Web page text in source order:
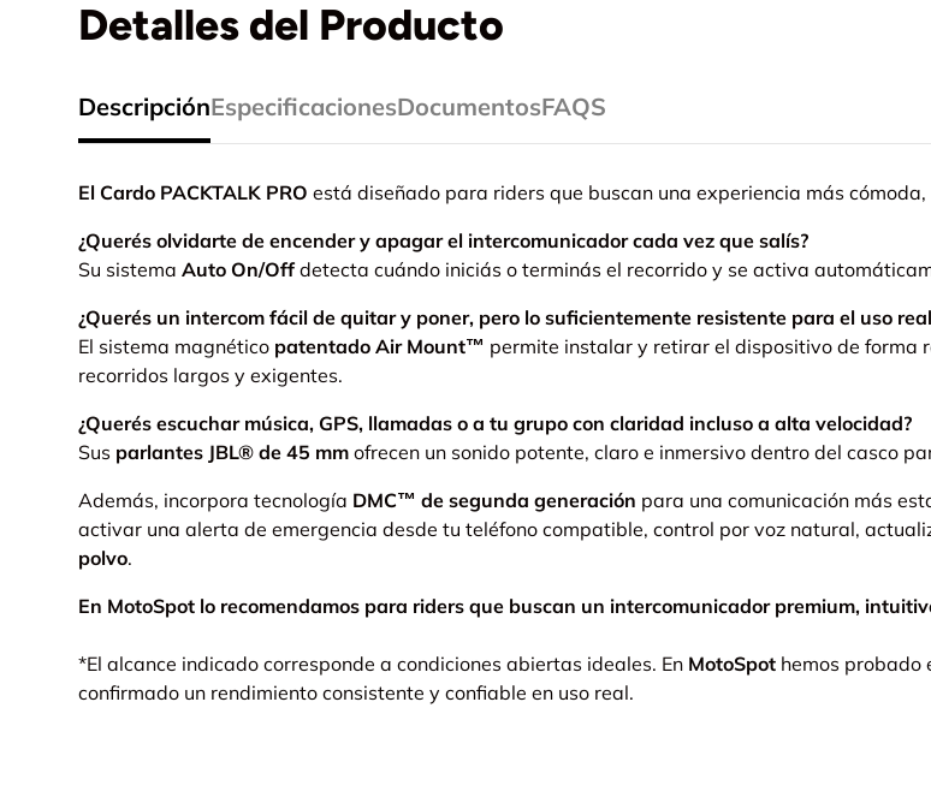
Detalles del Producto
DescripciónEspecificacionesDocumentosFAQS
El Cardo PACKTALK PRO está diseñado para riders que buscan una experiencia más
¿Querés olvidarte de encender y apagar el intercomunicador cada vez que salís?
Su sistema Auto On/Offdetecta cuándo iniciás o terminás el recorrido y se activa
¿Querés un intercom fácil de quitar y poner, pero lo suficientemente resistente para el uso
El sistema magnético patentado Air Mount™ permite instalar y retirar el dispositivo de forma
recorridos largos y exigentes.
¿Querés escuchar música, GPS, llamadas o a tu grupo con claridad incluso a alta velocidad?
Sus parlantes JBL® de 45 mm ofrecen un sonido potente, claro e inmersivo dentro del casco
Además, incorpora tecnología DMC™ de segunda generación para una comunicación más
activar una alerta de emergencia desde tu teléfono compatible, control por voz natural,
polvo.
En MotoSpot lo recomendamos para riders que buscan un intercomunicador premium,
*El alcance indicado corresponde a condiciones abiertas ideales. En MotoSpot hemos probado
confirmado un rendimiento consistente y confiable en uso real.